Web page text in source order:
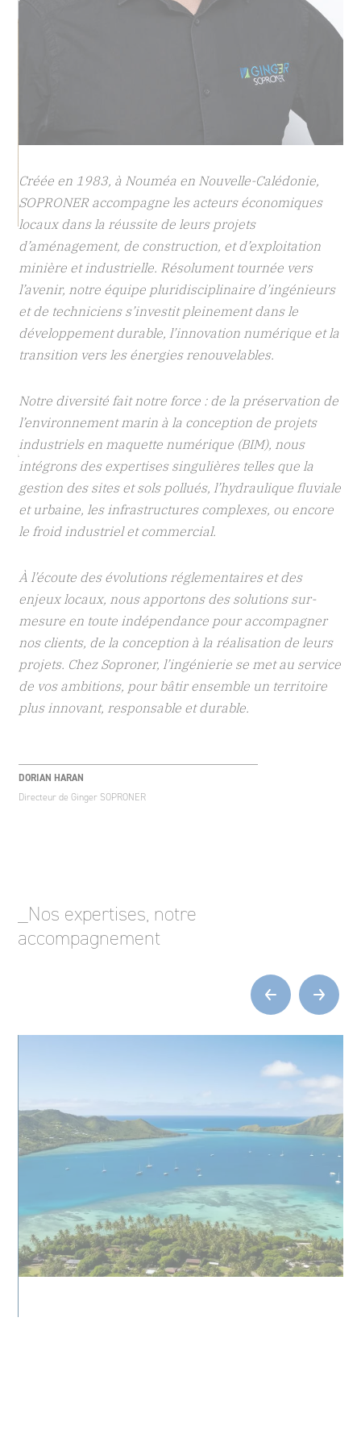
Créée en 1983, à Nouméa en Nouvelle-Calédonie,
SOPRONER accompagne les acteurs économiques
locaux dans la réussite de leurs projets
d’aménagement, de construction, et d’exploitation
minière et industrielle. Résolument tournée vers
l’avenir, notre équipe pluridisciplinaire d’ingénieurs
et de techniciens s’investit pleinement dans le
développement durable, l’innovation numérique et la
transition vers les énergies renouvelables.
Notre diversité fait notre force : de la préservation de
l’environnement marin à la conception de projets
industriels en maquette numérique (BIM), nous
intégrons des expertises singulières telles que la
gestion des sites et sols pollués, l’hydraulique fluviale
et urbaine, les infrastructures complexes, ou encore
le froid industriel et commercial.
À l’écoute des évolutions réglementaires et des
enjeux locaux, nous apportons des solutions sur-
mesure en toute indépendance pour accompagner
nos clients, de la conception à la réalisation de leurs
projets. Chez Soproner, l’ingénierie se met au service
de vos ambitions, pour bâtir ensemble un territoire
plus innovant, responsable et durable.
DORIAN HARAN
Directeur de Ginger SOPRONER
_Nos expertises, notre
accompagnement
‹ ›